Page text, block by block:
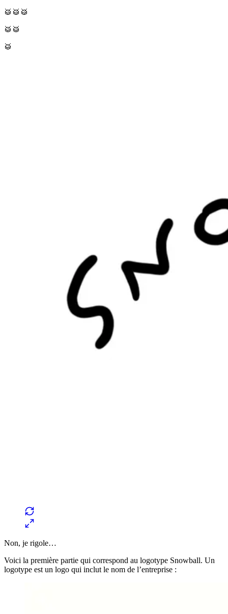
🥁🥁🥁
🥁🥁
🥁
Non, je rigole…
Voici la première partie qui correspond au logotype Snowball. Un
logotype est un logo qui inclut le nom de l’entreprise :